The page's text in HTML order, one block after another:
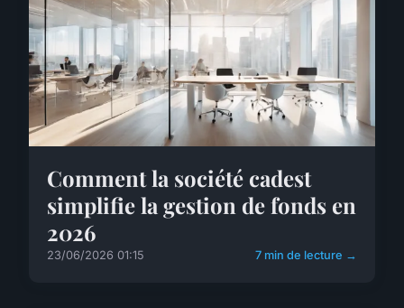
Comment la société cadest
simplifie la gestion de fonds en
2026
23/06/2026 01:15 7 min de lecture →